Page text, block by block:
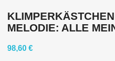
MELODIE: ALLE
98,60 €